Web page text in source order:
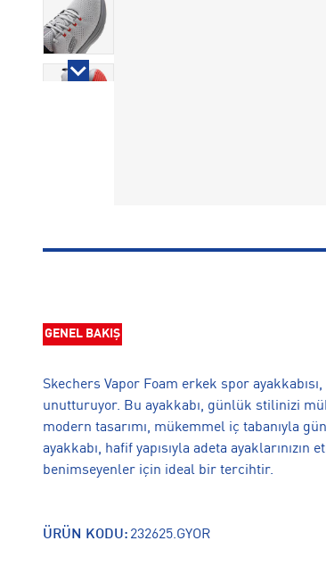
GENEL BAKIŞ
Skechers Vapor Foam erkek spor
unutturuyor. Bu ayakkabı, günlük stilinizi
modern tasarımı, mükemmel iç tabanıyla
ayakkabı, hafif yapısıyla adeta
benimseyenler için ideal bir tercihtir.
ÜRÜN KODU: 232625.GYOR